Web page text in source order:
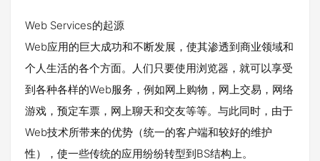
Web Services的起源
Web应用的巨大成功和不断发展，使其渗透到商业领域和
个人生活的各个方面。人们只要使用浏览器，就可以享受
到各种各样的Web服务，例如网上购物，网上交易，网络
游戏，预定车票，网上聊天和交友等等。与此同时，由于
Web技术所带来的优势（统一的客户端和较好的维护
性），使一些传统的应用纷纷转型到BS结构上。